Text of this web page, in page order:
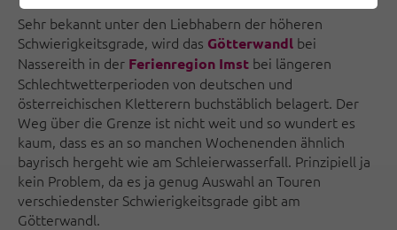
Sehr bekannt unter den Liebhabern der höheren
Schwierigkeitsgrade, wird das Götterwandl bei
Nassereith in der Ferienregion Imst bei längeren
Schlechtwetterperioden von deutschen und
österreichischen Kletterern buchstäblich belagert. Der
Weg über die Grenze ist nicht weit und so wundert es
kaum, dass es an so manchen Wochenenden ähnlich
bayrisch hergeht wie am Schleierwasserfall. Prinzipiell ja
kein Problem, da es ja genug Auswahl an Touren
verschiedenster Schwierigkeitsgrade gibt am
Götterwandl.